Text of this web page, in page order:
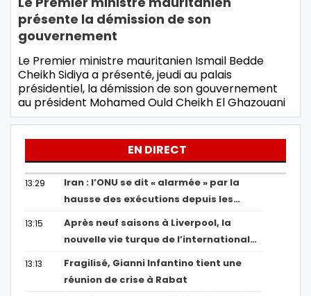
présente la démission de son
gouvernement
Le Premier ministre mauritanien Ismail Bedde
Cheikh Sidiya a présenté, jeudi au palais
présidentiel, la démission de son gouvernement
au président Mohamed Ould Cheikh El Ghazouani
EN DIRECT
13:29
Iran : l’ONU se dit « alarmée » par la
hausse des exécutions depuis les…
13:15
Après neuf saisons à Liverpool, la
nouvelle vie turque de l’international…
13:13
Fragilisé, Gianni Infantino tient une
réunion de crise à Rabat